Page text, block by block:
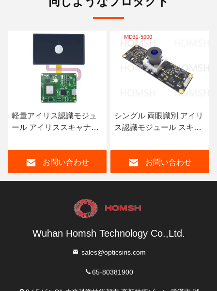
軽量アイリス認識モジュ
ール アイリススキャナー
お問い合わせ
シングル 両眼識別 アイリ
ス認識モジュール スキャ
お問い合わせ
Wuhan Homsh Technology Co.,Ltd.
sales@opticsiris.com
65-80381900